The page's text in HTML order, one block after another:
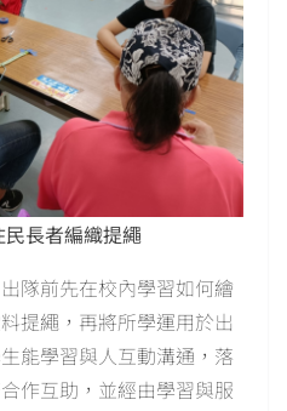
長者編織提繩
隊前先在校內學習如何繪
提繩，再將所學運用於出
能學習與人互動溝通，落
作互助，並經由學習與服